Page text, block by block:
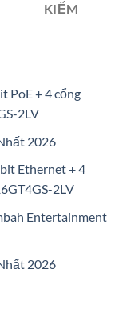
KIẾM
PoE + 4 cổng
2LV
2026
Ethernet + 4
2LV
Entertainment
2026